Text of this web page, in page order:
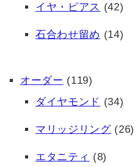
イヤ・ピアス (42)
石合わせ留め (14)
オーダー (119)
ダイヤモンド (34)
マリッジリング(26)
エタニティ (8)